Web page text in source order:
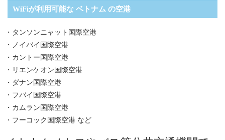
「FreeWifi TanSonNhat Airpor」という通信名が現れるので、選択す
この際、データローミング設定等の機能はONにしないように注意し
たい。
インターネット利用
込み入った手続きもなく接続できるのが便利な空港のフリーWiFiだ
が、通信速度がやや遅いのが難点と言える。ページがさくさく開か
ず困ったときには、空港内の喫茶店やレストランに入ってそちらの
フリーWiFiを利用したほうが無難だ。
WiFiが利用可能な ベトナム の空港
・タンソンニャット国際空港
・ノイバイ国際空港
・カントー国際空港
・リエンケオン国際空港
・ダナン国際空港
・フバイ国際空港
・カムラン国際空港
・フーコック国際空港 など